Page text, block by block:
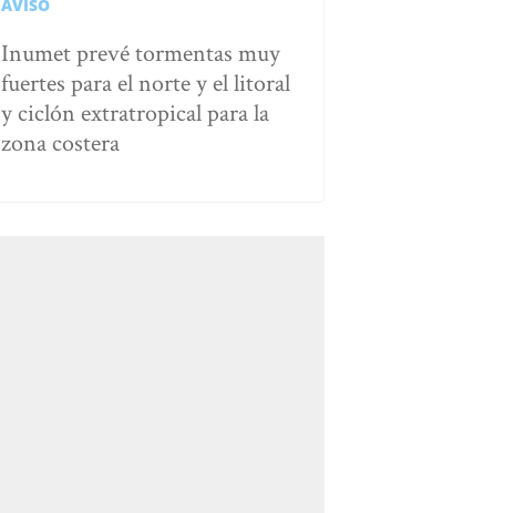
AVISO
Inumet prevé tormentas muy
fuertes para el norte y el litoral
y ciclón extratropical para la
zona costera